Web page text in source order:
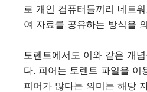
로 개인 컴퓨터들끼리 네트
여 자료를 공유하는 방식을
토렌트에서도 이와 같은 개
다. 피어는 토렌트 파일을 이
피어가 많다는 의미는 해당